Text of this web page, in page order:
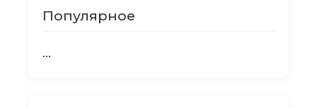
Популярное
...